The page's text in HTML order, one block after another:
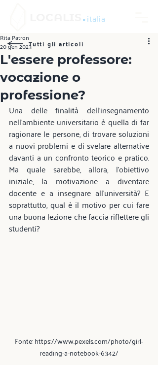
.italia
L'essere professore:
vocazione o
professione?
Rita Patron
20 gen 2023
Una delle finalità dell'insegnamento
nell'ambiente universitario è quella di far
ragionare le persone, di trovare soluzioni
a nuovi problemi e di svelare alternative
davanti a un confronto teorico e pratico.
Ma quale sarebbe, allora, l'obiettivo
iniziale, la motivazione a diventare
docente e a insegnare all'università? E
soprattutto, qual è il motivo per cui fare
una buona lezione che faccia riflettere gli
studenti?
Fonte: https://www.pexels.com/photo/girl-
reading-a-notebook-6342/
Tutti gli articoli